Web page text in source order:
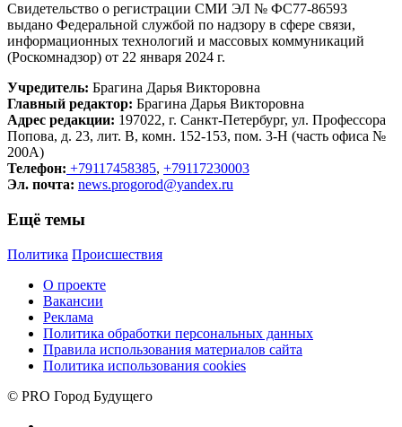
Свидетельство о регистрации СМИ ЭЛ № ФС77-86593
выдано Федеральной службой по надзору в сфере связи,
информационных технологий и массовых коммуникаций
(Роскомнадзор) от 22 января 2024 г.
Учредитель: Брагина Дарья Викторовна
Главный редактор: Брагина Дарья Викторовна
Адрес редакции: 197022, г. Санкт-Петербург, ул. Профессора
Попова, д. 23, лит. В, комн. 152-153, пом. 3-Н (часть офиса №
200А)
Телефон: +79117458385, +79117230003
Эл. почта: news.progorod@yandex.ru
Ещё темы
Политика Происшествия
О проекте
Вакансии
Реклама
Политика обработки персональных данных
Правила использования материалов сайта
Политика использования cookies
© PRO Город Будущего